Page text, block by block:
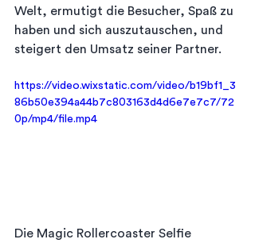
Welt, ermutigt die Besucher, Spaß zu
haben und sich auszutauschen, und
steigert den Umsatz seiner Partner.
https://video.wixstatic.com/video/b19bf1_3
86b50e394a44b7c803163d4d6e7e7c7/72
0p/mp4/file.mp4
Die Magic Rollercoaster Selfie